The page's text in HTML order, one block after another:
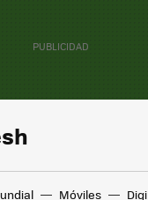
Móviles Digi